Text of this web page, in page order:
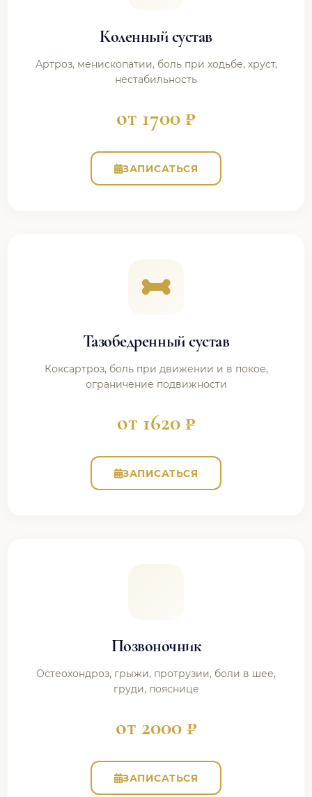
Коленный сустав
Артроз, менископатии, боль при ходьбе, хруст,
нестабильность
от 1700 ₽
ЗАПИСАТЬСЯ
Тазобедренный сустав
Коксартроз, боль при движении и в покое,
ограничение подвижности
от 1620 ₽
ЗАПИСАТЬСЯ
Позвоночник
Остеохондроз, грыжи, протрузии, боли в шее,
груди, пояснице
от 2000 ₽
ЗАПИСАТЬСЯ